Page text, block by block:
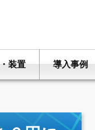
装置 導入事例